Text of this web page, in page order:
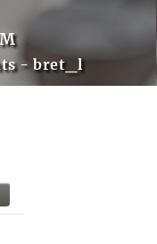
- bret_l